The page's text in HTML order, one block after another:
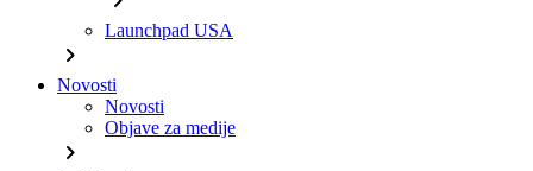
Launchpad USA
chevron_right
Novosti
Novosti
Objave za medije
chevron_right